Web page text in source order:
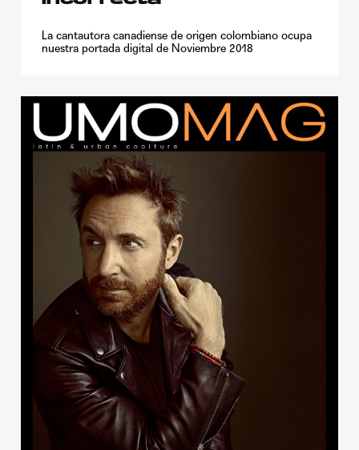
La cantautora canadiense de origen colombiano ocupa
nuestra portada digital de Noviembre 2018